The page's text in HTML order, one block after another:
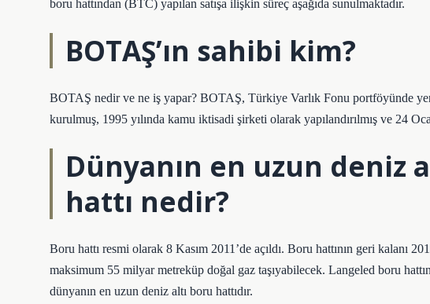
boru hattından (BTC) yapılan satışa ilişkin süreç aşağıda sunulmaktadır.
BOTAŞ’ın sahibi kim?
BOTAŞ nedir ve ne iş yapar? BOTAŞ, Türkiye Varlık Fonu portföyünde
kurulmuş, 1995 yılında kamu iktisadi şirketi olarak yapılandırılmış ve 24
Dünyanın en uzun deniz
hattı nedir?
Boru hattı resmi olarak 8 Kasım 2011’de açıldı. Boru hattının geri kalanı
maksimum 55 milyar metreküp doğal gaz taşıyabilecek. Langeled boru
dünyanın en uzun deniz altı boru hattıdır.